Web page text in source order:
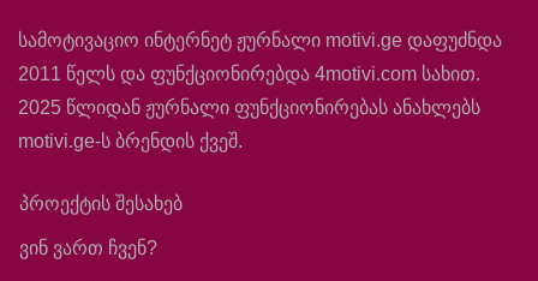
სამოტივაციო ინტერნეტ ჟურნალი motivi.ge დაფუძნდა
2011 წელს და ფუნქციონირებდა 4motivi.com სახით.
2025 წლიდან ჟურნალი ფუნქციონირებას ანახლებს
motivi.ge-ს ბრენდის ქვეშ.
პროექტის შესახებ
ვინ ვართ ჩვენ?